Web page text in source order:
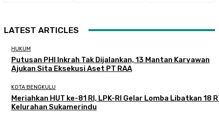
LATEST ARTICLES
HUKUM
Putusan PHI Inkrah Tak Dijalankan, 13 Mantan Karyawan
Ajukan Sita Eksekusi Aset PT RAA
KOTA BENGKULU
Meriahkan HUT ke-81 RI, LPK-RI Gelar Lomba Libatkan 18
Kelurahan Sukamerindu